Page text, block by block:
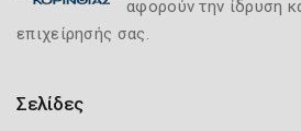
αφορούν την ίδρυση
επιχείρησής σας.
Σελίδες